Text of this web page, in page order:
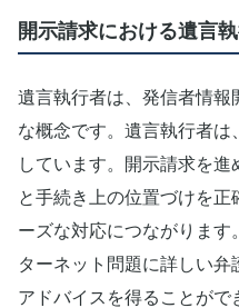
開示請求における遺言
遺言執行者は、発信者情
な概念です。遺言執行者
しています。開示請求を
と手続き上の位置づけを
ーズな対応につながりま
ターネット問題に詳しい
アドバイスを得ることがで